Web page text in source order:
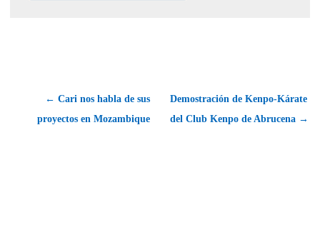
← Cari nos habla de sus
proyectos en Mozambique
Demostración de Kenpo-Kárate
del Club Kenpo de Abrucena →